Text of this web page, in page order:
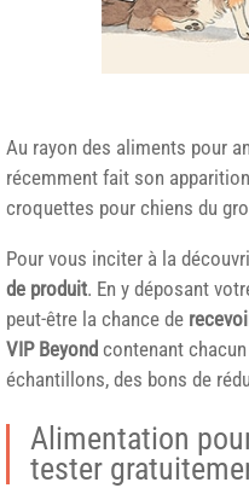
Au rayon des aliments pour
récemment fait son
croquettes pour chiens du
Pour vous inciter à la
de produit. En y déposant
peut-être la chance de
VIP Beyond contenant
échantillons, des bons de
Alimentation
tester